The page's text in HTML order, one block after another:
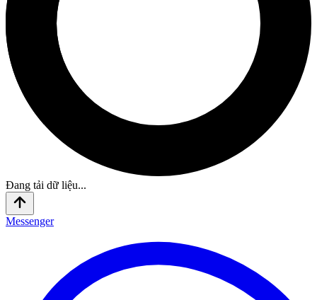
Đang tải dữ liệu...
Messenger